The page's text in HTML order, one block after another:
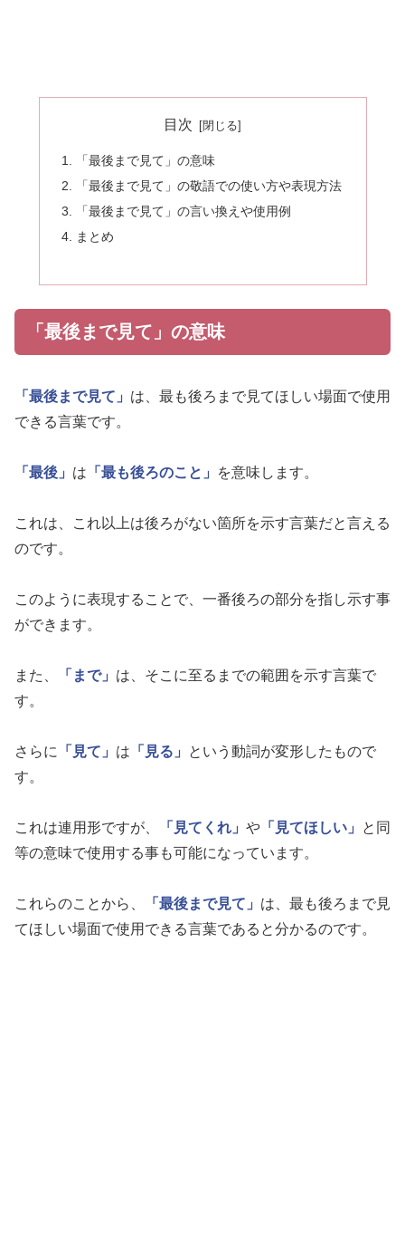
目次
「最後まで見て」の意味
「最後まで見て」の敬語での使い方や表現方法
「最後まで見て」の言い換えや使用例
まとめ
「最後まで見て」の意味
「最後まで見て」 は、最も後ろまで見てほしい場面で使用
できる言葉です。
「最後」 は 「最も後ろのこと」 を意味します。
これは、これ以上は後ろがない箇所を示す言葉だと言える
のです。
このように表現することで、一番後ろの部分を指し示す事
ができます。
また、 「まで」 は、そこに至るまでの範囲を示す言葉で
す。
さらに 「見て」 は 「見る」
という動詞が変形したもので
す。
これは連用形ですが、 「見てくれ」 や 「見てほしい」
と同
等の意味で使用する事も可能になっています。
これらのことから、 「最後まで見て」 は、最も後ろまで見
てほしい場面で使用できる言葉であると分かるのです。